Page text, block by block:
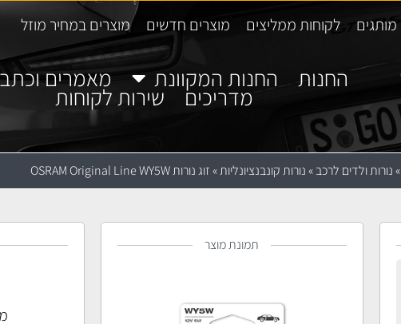
מותגים לקוחות ממליצים מוצרים חדשים מוצרים במחיר מוזל
החנות החנות המקוונת מאמרים
מדריכים שירות לקוחות
»נורות ולדים לרכב»נורות קונבנציונליות»זוג נורות OSRAM Original Line WY5W
תמונת מוצר